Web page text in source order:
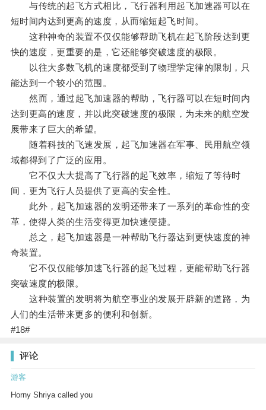
与传统的起飞方式相比，飞行器利用起飞加速器可以在
短时间内达到更高的速度，从而缩短起飞时间。
这种神奇的装置不仅仅能够帮助飞机在起飞阶段达到更
快的速度，更重要的是，它还能够突破速度的极限。
以往大多数飞机的速度都受到了物理学定律的限制，只
能达到一个较小的范围。
然而，通过起飞加速器的帮助，飞行器可以在短时间内
达到更高的速度，并以此突破速度的极限，为未来的航空发
展带来了巨大的希望。
随着科技的飞速发展，起飞加速器在军事、民用航空领
域都得到了广泛的应用。
它不仅大大提高了飞行器的起飞效率，缩短了等待时
间，更为飞行人员提供了更高的安全性。
此外，起飞加速器的发明还带来了一系列的革命性的变
革，使得人类的生活变得更加快速便捷。
总之，起飞加速器是一种帮助飞行器达到更快速度的神
奇装置。
它不仅仅能够加速飞行器的起飞过程，更能帮助飞行器
突破速度的极限。
这种装置的发明将为航空事业的发展开辟新的道路，为
人们的生活带来更多的便利和创新。
#18#
评论
游客
Horny Shriya called you